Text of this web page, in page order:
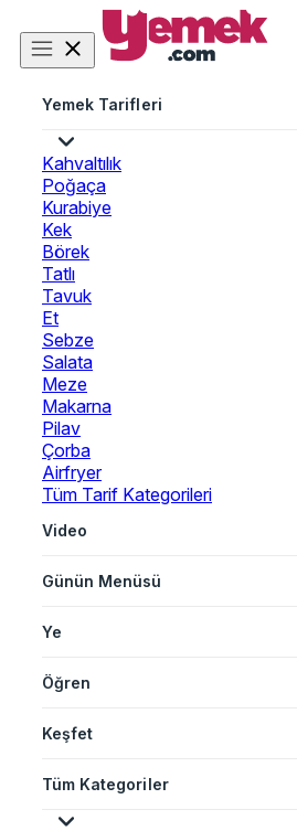
Yemek Tarifleri
Kahvaltılık
Poğaça
Kurabiye
Kek
Börek
Tatlı
Tavuk
Et
Sebze
Salata
Meze
Makarna
Pilav
Çorba
Airfryer
Tüm Tarif Kategorileri
Video
Günün Menüsü
Ye
Öğren
Keşfet
Tüm Kategoriler